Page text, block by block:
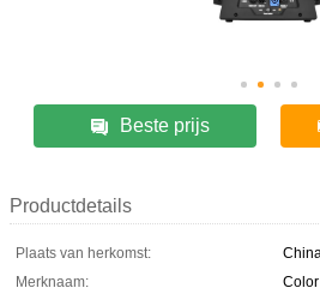
Beste prijs
Productdetails
Plaats van herkomst:
Merknaam: